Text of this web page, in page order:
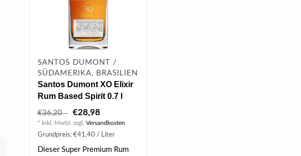
SANTOS DUMONT /
SÜDAMERIKA, BRASILIEN
Santos Dumont XO Elixir
Rum Based Spirit 0.7 l
40% vol
€36,20 €28,98
* Inkl. MwSt. zzgl. Versandkosten
Grundpreis: €41,40 / Liter
Dieser Super Premium Rum